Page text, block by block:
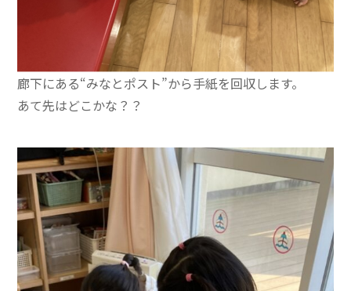
廊下にある“みなとポスト”から手紙を回収します。
あて先はどこかな？？